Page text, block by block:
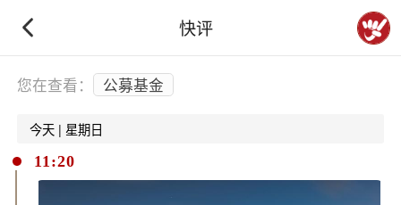
快评
下拉刷新
您在查看： 公募基金
今天 | 星期日
11:20